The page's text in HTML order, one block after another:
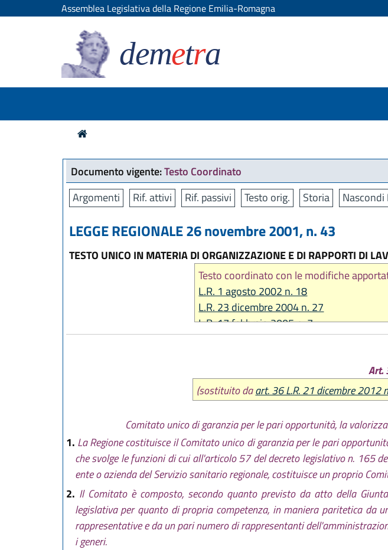
Assemblea Legislativa della Regione Emilia-Romagna
demetra
Documento vigente:Testo Coordinato
Argomenti
Rif. attivi Rif. passivi Testo orig. Storia Nascondi
LEGGE REGIONALE 26 novembre 2001, n. 43
TESTO UNICO IN MATERIA DI ORGANIZZAZIONE E DI RAPPORTI DI
Testo coordinato con le modifiche
L.R. 1 agosto 2002 n. 18
L.R. 23 dicembre 2004 n. 27
L.R. 17 febbraio 2005 n. 7
L.R. 6 giugno 2006 n. 7
L.R. 26 luglio 2007 n. 13
L.R. 29 ottobre 2008 n. 17
L.R. 12 febbraio 2010 n. 4
L.R. 22 dicembre 2011 n. 21
L.R. 21 dicembre 2012 n. 19
L.R. 20 dicembre 2013 n. 26
L.R. 18 luglio 2014 n. 17
L.R. 18 novembre 2014 n. 24
L.R. 12 marzo 2015 n. 1
L.R. 30 aprile 2015 n. 2
Art.
(sostituito daart. 36 L.R. 21 dicembre 2012
Comitato unico di garanzia per le pari opportunità, la
1. La Regione costituisce il Comitato unico di garanzia per le pari
che svolge le funzioni di cui all'articolo 57 del decreto legislativo n. 165
ente o azienda del Servizio sanitario regionale, costituisce un proprio
2. Il Comitato è composto, secondo quanto previsto da atto della
legislativa per quanto di propria competenza, in maniera paritetica da
rappresentative e da un pari numero di rappresentanti
i generi.